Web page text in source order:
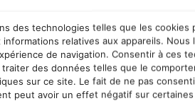
des technologies telles que les cookies
informations relatives aux appareils. Nous
de navigation. Consentir à ces
traiter des données telles que le
sur ce site. Le fait de ne pas
peut avoir un effet négatif sur
sols et prélèvements